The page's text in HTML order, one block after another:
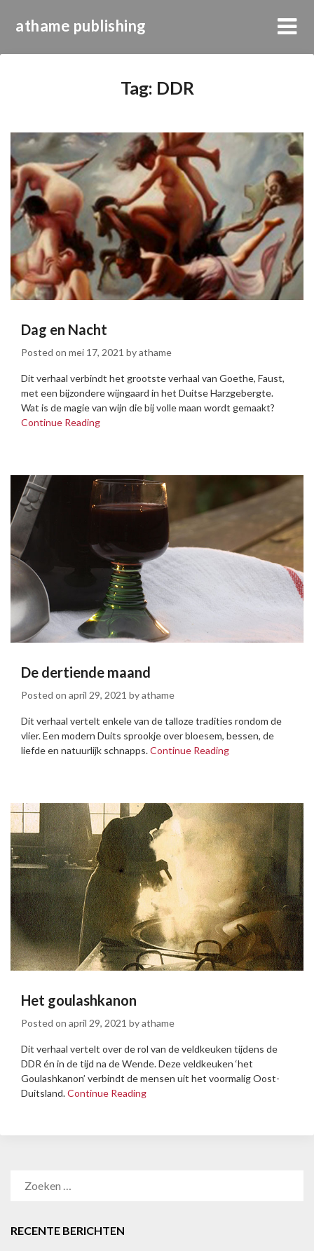
athame publishing
Tag: DDR
Dag en Nacht
Posted on mei 17, 2021 byathame
Dit verhaal verbindt het grootste verhaal van Goethe, Faust,
met een bijzondere wijngaard in het Duitse Harzgebergte.
Wat is de magie van wijn die bij volle maan wordt gemaakt?
Continue Reading
De dertiende maand
Posted on april 29, 2021 byathame
Dit verhaal vertelt enkele van de talloze tradities rondom de
vlier. Een modern Duits sprookje over bloesem, bessen, de
liefde en natuurlijk schnapps.Continue Reading
Het goulashkanon
Posted on april 29, 2021 byathame
Dit verhaal vertelt over de rol van de veldkeuken tijdens de
DDR én in de tijd na de Wende. Deze veldkeuken ‘het
Goulashkanon’ verbindt de mensen uit het voormalig Oost-
Duitsland.Continue Reading
RECENTE BERICHTEN